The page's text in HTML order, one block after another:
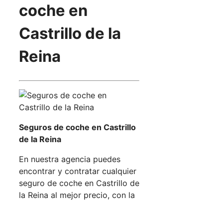
coche en
Castrillo de la
Reina
Seguros de coche en Castrillo
de la Reina
En nuestra agencia puedes
encontrar y contratar cualquier
seguro de coche en Castrillo de
la Reina al mejor precio, con la